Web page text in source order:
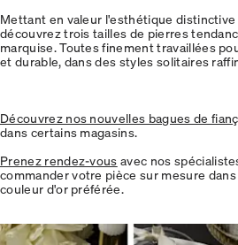
Mettant en valeur l'esthétique distinctive
découvrez trois tailles de pierres
marquise. Toutes finement travaillées
et durable, dans des styles solitaires
Découvrez nos nouvelles bagues de
dans certains magasins.
Prenez rendez-vous avec nos
commander votre pièce sur mesure
couleur d'or préférée.